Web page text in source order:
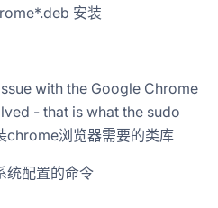
安装
with the Google Chrome
- that is what the sudo
浏览器需要的类库
统配置的命令